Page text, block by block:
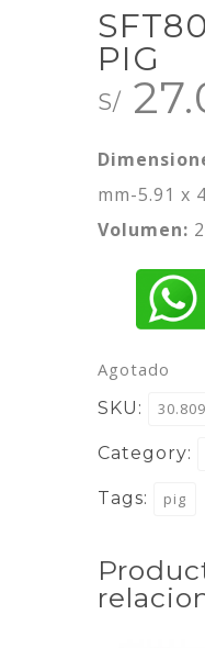
PIG
S/
mm-5.91 x
Volumen:
Agotado
SKU:
Category:
Tags: pig